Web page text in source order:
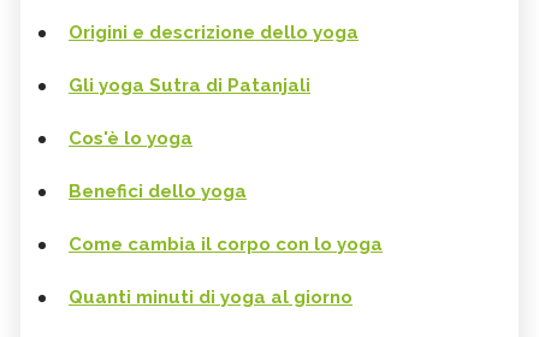
Origini e descrizione dello yoga
Gli yoga Sutra di Patanjali
Cos'è lo yoga
Benefici dello yoga
Come cambia il corpo con lo yoga
Quanti minuti di yoga al giorno